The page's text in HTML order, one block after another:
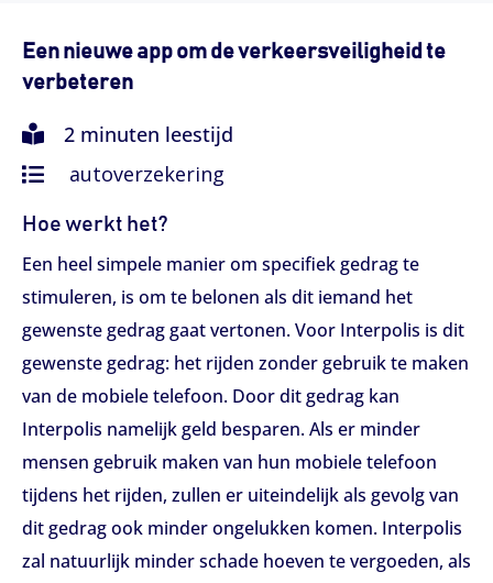
Een nieuwe app om de verkeersveiligheid te
verbeteren
2 minuten leestijd
autoverzekering
Hoe werkt het?
Een heel simpele manier om specifiek gedrag te
stimuleren, is om te belonen als dit iemand het
gewenste gedrag gaat vertonen. Voor Interpolis is dit
gewenste gedrag: het rijden zonder gebruik te maken
van de mobiele telefoon. Door dit gedrag kan
Interpolis namelijk geld besparen. Als er minder
mensen gebruik maken van hun mobiele telefoon
tijdens het rijden, zullen er uiteindelijk als gevolg van
dit gedrag ook minder ongelukken komen. Interpolis
zal natuurlijk minder schade hoeven te vergoeden, als